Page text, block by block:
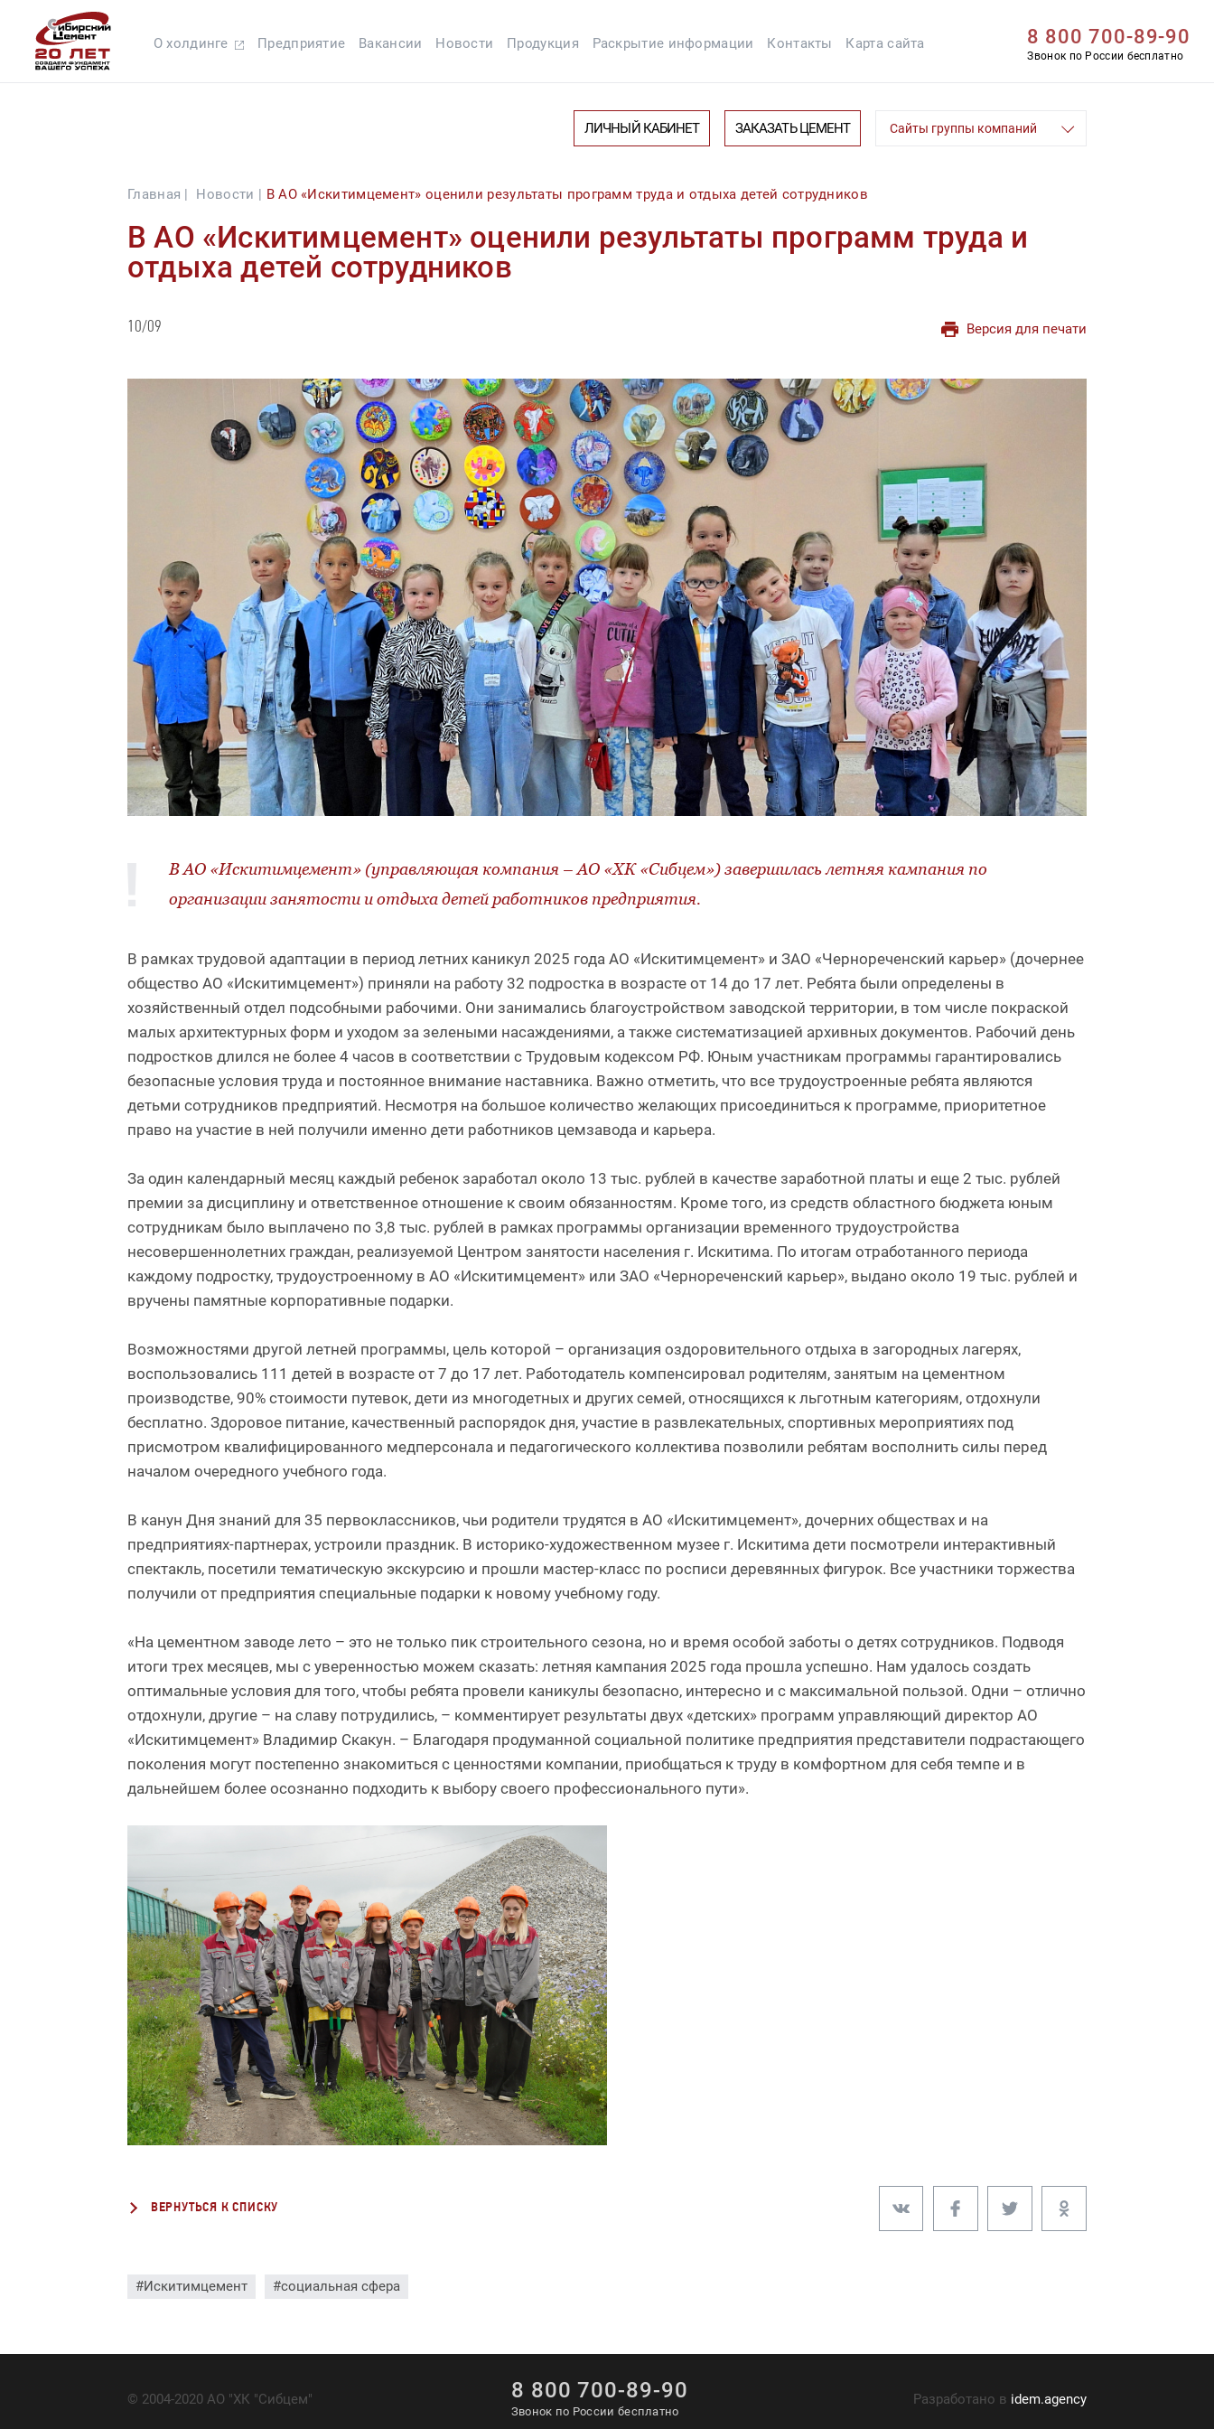
О холдинге Предприятие Вакансии Новости Продукция Раскрытие информации Контакты Карта сайта 8 800 700-89-90
Звонок по России бесплатно
ЛИЧНЫЙ КАБИНЕТ ЗАКАЗАТЬ ЦЕМЕНТ Сайты группы компаний
Главная | Новости | В АО «Искитимцемент» оценили результаты программ труда и отдыха детей сотрудников
В АО «Искитимцемент» оценили результаты программ труда и
отдыха детей сотрудников
10/09 Версия для печати
В АО «Искитимцемент» (управляющая компания – АО «ХК «Сибцем») завершилась летняя кампания по
организации занятости и отдыха детей работников предприятия.
В рамках трудовой адаптации в период летних каникул 2025 года АО «Искитимцемент» и ЗАО «Чернореченский карьер» (дочернее
общество АО «Искитимцемент») приняли на работу 32 подростка в возрасте от 14 до 17 лет. Ребята были определены в
хозяйственный отдел подсобными рабочими. Они занимались благоустройством заводской территории, в том числе покраской
малых архитектурных форм и уходом за зелеными насаждениями, а также систематизацией архивных документов. Рабочий день
подростков длился не более 4 часов в соответствии с Трудовым кодексом РФ. Юным участникам программы гарантировались
безопасные условия труда и постоянное внимание наставника. Важно отметить, что все трудоустроенные ребята являются
детьми сотрудников предприятий. Несмотря на большое количество желающих присоединиться к программе, приоритетное
право на участие в ней получили именно дети работников цемзавода и карьера.
За один календарный месяц каждый ребенок заработал около 13 тыс. рублей в качестве заработной платы и еще 2 тыс. рублей
премии за дисциплину и ответственное отношение к своим обязанностям. Кроме того, из средств областного бюджета юным
сотрудникам было выплачено по 3,8 тыс. рублей в рамках программы организации временного трудоустройства
несовершеннолетних граждан, реализуемой Центром занятости населения г. Искитима. По итогам отработанного периода
каждому подростку, трудоустроенному в АО «Искитимцемент» или ЗАО «Чернореченский карьер», выдано около 19 тыс. рублей и
вручены памятные корпоративные подарки.
Возможностями другой летней программы, цель которой – организация оздоровительного отдыха в загородных лагерях,
воспользовались 111 детей в возрасте от 7 до 17 лет. Работодатель компенсировал родителям, занятым на цементном
производстве, 90% стоимости путевок, дети из многодетных и других семей, относящихся к льготным категориям, отдохнули
бесплатно. Здоровое питание, качественный распорядок дня, участие в развлекательных, спортивных мероприятиях под
присмотром квалифицированного медперсонала и педагогического коллектива позволили ребятам восполнить силы перед
началом очередного учебного года.
В канун Дня знаний для 35 первоклассников, чьи родители трудятся в АО «Искитимцемент», дочерних обществах и на
предприятиях-партнерах, устроили праздник. В историко-художественном музее г. Искитима дети посмотрели интерактивный
спектакль, посетили тематическую экскурсию и прошли мастер-класс по росписи деревянных фигурок. Все участники торжества
получили от предприятия специальные подарки к новому учебному году.
«На цементном заводе лето – это не только пик строительного сезона, но и время особой заботы о детях сотрудников. Подводя
итоги трех месяцев, мы с уверенностью можем сказать: летняя кампания 2025 года прошла успешно. Нам удалось создать
оптимальные условия для того, чтобы ребята провели каникулы безопасно, интересно и с максимальной пользой. Одни – отлично
отдохнули, другие – на славу потрудились, – комментирует результаты двух «детских» программ управляющий директор АО
«Искитимцемент» Владимир Скакун. – Благодаря продуманной социальной политике предприятия представители подрастающего
поколения могут постепенно знакомиться с ценностями компании, приобщаться к труду в комфортном для себя темпе и в
дальнейшем более осознанно подходить к выбору своего профессионального пути».
ВЕРНУТЬСЯ К СПИСКУ
#Искитимцемент #социальная сфера
© 2004-2020 АО "ХК "Сибцем" 8 800 700-89-90
Звонок по России бесплатно
Разработано в idem.agency